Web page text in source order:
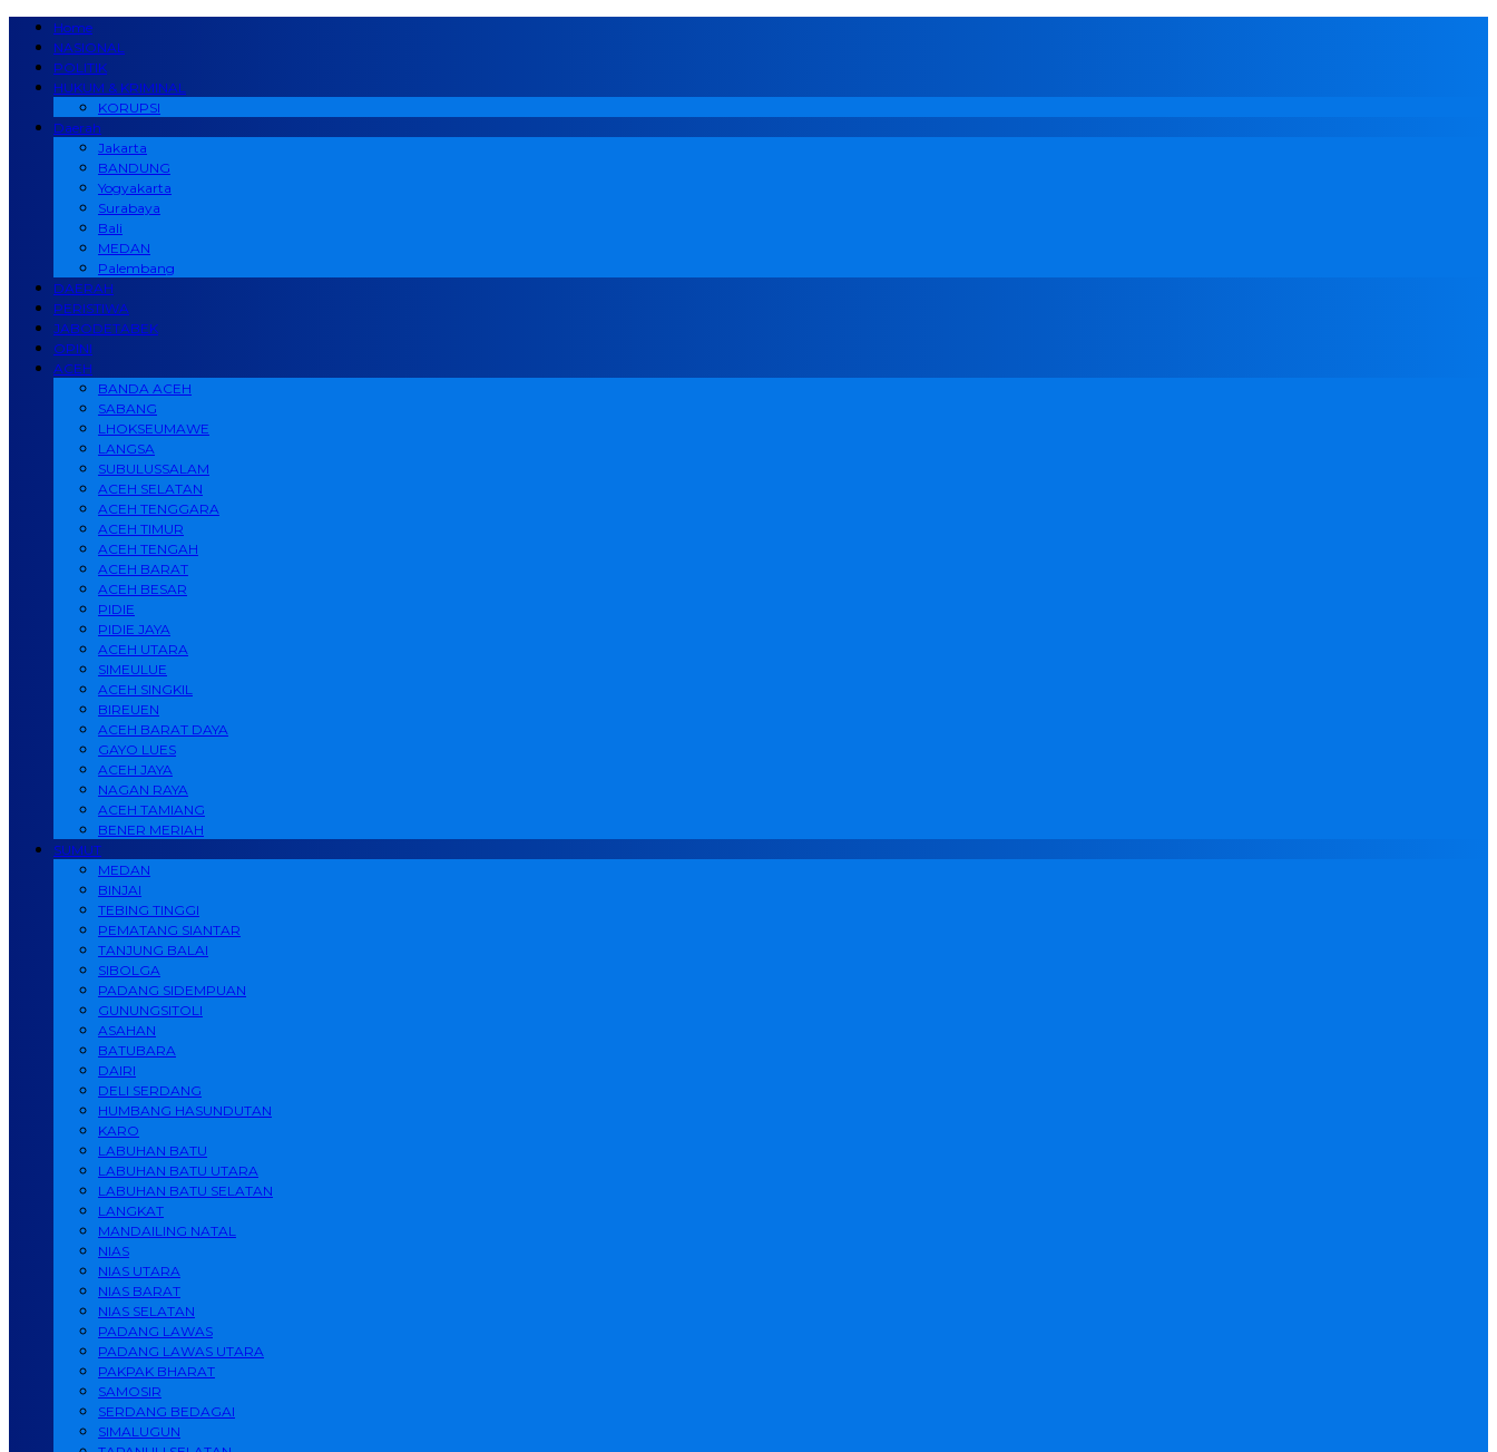
Home
NASIONAL
POLITIK
HUKUM & KRIMINAL
KORUPSI
Daerah
Jakarta
BANDUNG
Yogyakarta
Surabaya
Bali
MEDAN
Palembang
DAERAH
PERISTIWA
JABODETABEK
OPINI
ACEH
BANDA ACEH
SABANG
LHOKSEUMAWE
LANGSA
SUBULUSSALAM
ACEH SELATAN
ACEH TENGGARA
ACEH TIMUR
ACEH TENGAH
ACEH BARAT
ACEH BESAR
PIDIE
PIDIE JAYA
ACEH UTARA
SIMEULUE
ACEH SINGKIL
BIREUEN
ACEH BARAT DAYA
GAYO LUES
ACEH JAYA
NAGAN RAYA
ACEH TAMIANG
BENER MERIAH
SUMUT
MEDAN
BINJAI
TEBING TINGGI
PEMATANG SIANTAR
TANJUNG BALAI
SIBOLGA
PADANG SIDEMPUAN
GUNUNGSITOLI
ASAHAN
BATUBARA
DAIRI
DELI SERDANG
HUMBANG HASUNDUTAN
KARO
LABUHAN BATU
LABUHAN BATU UTARA
LABUHAN BATU SELATAN
LANGKAT
MANDAILING NATAL
NIAS
NIAS UTARA
NIAS BARAT
NIAS SELATAN
PADANG LAWAS
PADANG LAWAS UTARA
PAKPAK BHARAT
SAMOSIR
SERDANG BEDAGAI
SIMALUGUN